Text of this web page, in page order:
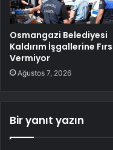
Osmangazi Belediyesi
Kaldırım İşgallerine
Vermiyor
Ağustos 7, 2026
Bir yanıt yazın